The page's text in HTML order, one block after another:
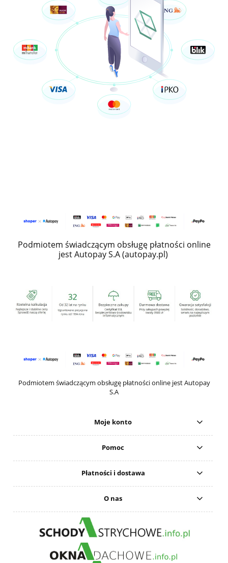
Podmiotem świadczącym obsługę płatności online
jest Autopay S.A (autopay.pl)
Podmiotem świadczącym obsługę płatności online jest Autopay
S.A
Moje konto
Pomoc
Płatności i dostawa
O nas